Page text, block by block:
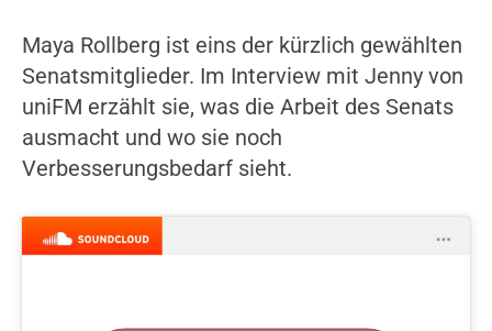
Maya Rollberg ist eins der kürzlich gewählten
Senatsmitglieder. Im Interview mit Jenny von
uniFM erzählt sie, was die Arbeit des Senats
ausmacht und wo sie noch
Verbesserungsbedarf sieht.